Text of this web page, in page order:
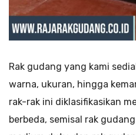
Rak gudang yang kami
warna, ukuran, hingga
rak-rak ini diklasifikasikan
berbeda, semisal rak